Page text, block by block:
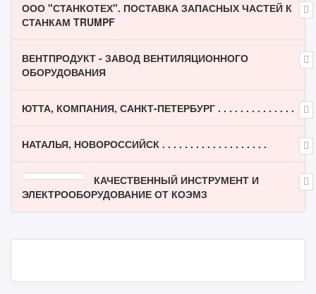
ООО "СТАНКОТЕХ". ПОСТАВКА ЗАПАСНЫХ ЧАСТЕЙ К
СТАНКАМ TRUMPF
ВЕНТПРОДУКТ - ЗАВОД ВЕНТИЛЯЦИОННОГО
ОБОРУДОВАНИЯ
ЮТТА, КОМПАНИЯ, САНКТ-ПЕТЕРБУРГ . . . . . . . . . . . . . .
НАТАЛЬЯ, НОВОРОССИЙСК . . . . . . . . . . . . . . . . . . .
КАЧЕСТВЕННЫЙ ИНСТРУМЕНТ И
ЭЛЕКТРООБОРУДОВАНИЕ ОТ КОЭМЗ